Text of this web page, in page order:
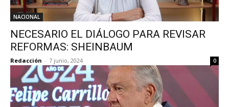
NACIONAL
NECESARIO EL DIÁLOGO PARA REVISAR
REFORMAS: SHEINBAUM
Redacción - 7 junio, 2024 0